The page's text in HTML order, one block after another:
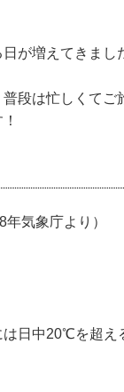
が増えてきまし
段は忙しくてご
気象庁より）
日中20℃を超え